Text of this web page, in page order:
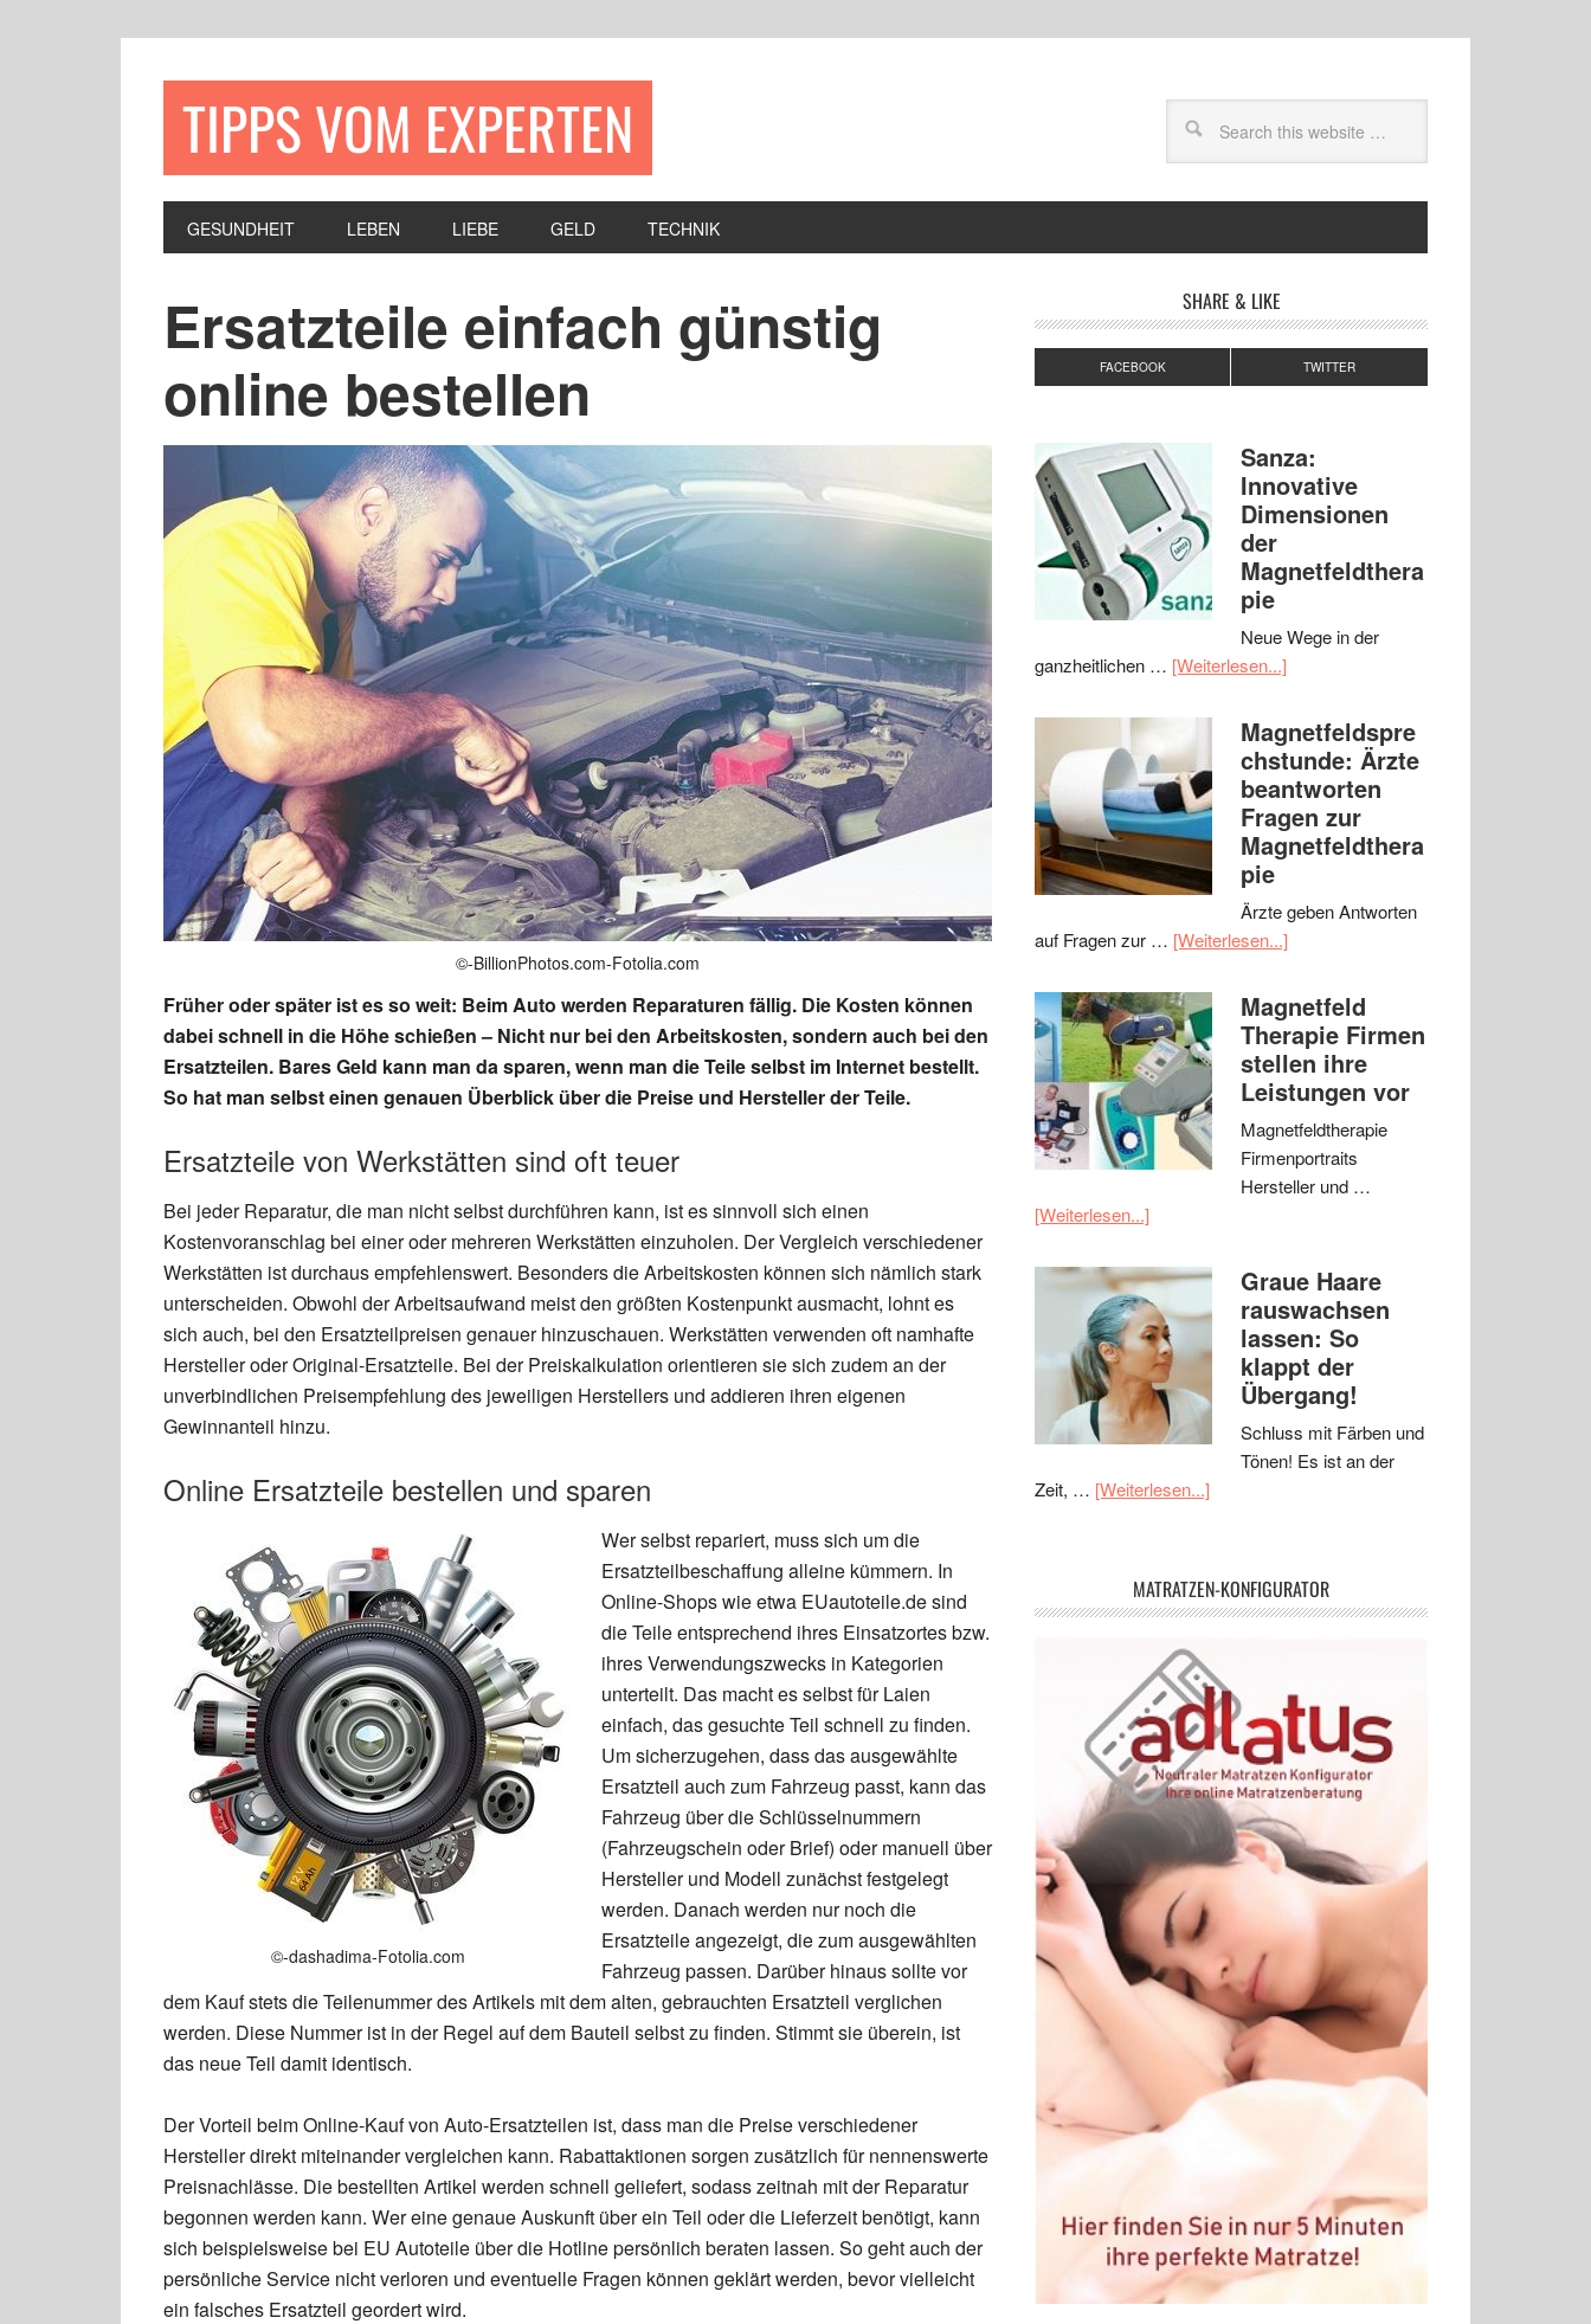
TIPPS VOM EXPERTEN
GESUNDHEIT LEBEN LIEBE GELD TECHNIK
Ersatzteile einfach günstig
online bestellen
©-BillionPhotos.com-Fotolia.com
Früher oder später ist es so weit: Beim Auto werden Reparaturen fällig. Die Kosten können
dabei schnell in die Höhe schießen – Nicht nur bei den Arbeitskosten, sondern auch bei den
Ersatzteilen. Bares Geld kann man da sparen, wenn man die Teile selbst im Internet bestellt.
So hat man selbst einen genauen Überblick über die Preise und Hersteller der Teile.
Ersatzteile von Werkstätten sind oft teuer
Bei jeder Reparatur, die man nicht selbst durchführen kann, ist es sinnvoll sich einen
Kostenvoranschlag bei einer oder mehreren Werkstätten einzuholen. Der Vergleich verschiedener
Werkstätten ist durchaus empfehlenswert. Besonders die Arbeitskosten können sich nämlich stark
unterscheiden. Obwohl der Arbeitsaufwand meist den größten Kostenpunkt ausmacht, lohnt es
sich auch, bei den Ersatzteilpreisen genauer hinzuschauen. Werkstätten verwenden oft namhafte
Hersteller oder Original-Ersatzteile. Bei der Preiskalkulation orientieren sie sich zudem an der
unverbindlichen Preisempfehlung des jeweiligen Herstellers und addieren ihren eigenen
Gewinnanteil hinzu.
Online Ersatzteile bestellen und sparen
©-dashadima-Fotolia.com
Wer selbst repariert, muss sich um die
Ersatzteilbeschaffung alleine kümmern. In
Online-Shops wie etwa EUautoteile.de sind
die Teile entsprechend ihres Einsatzortes bzw.
ihres Verwendungszwecks in Kategorien
unterteilt. Das macht es selbst für Laien
einfach, das gesuchte Teil schnell zu finden.
Um sicherzugehen, dass das ausgewählte
Ersatzteil auch zum Fahrzeug passt, kann das
Fahrzeug über die Schlüsselnummern
(Fahrzeugschein oder Brief) oder manuell über
Hersteller und Modell zunächst festgelegt
werden. Danach werden nur noch die
Ersatzteile angezeigt, die zum ausgewählten
Fahrzeug passen. Darüber hinaus sollte vor
dem Kauf stets die Teilenummer des Artikels mit dem alten, gebrauchten Ersatzteil verglichen
werden. Diese Nummer ist in der Regel auf dem Bauteil selbst zu finden. Stimmt sie überein, ist
das neue Teil damit identisch.
Der Vorteil beim Online-Kauf von Auto-Ersatzteilen ist, dass man die Preise verschiedener
Hersteller direkt miteinander vergleichen kann. Rabattaktionen sorgen zusätzlich für nennenswerte
Preisnachlässe. Die bestellten Artikel werden schnell geliefert, sodass zeitnah mit der Reparatur
begonnen werden kann. Wer eine genaue Auskunft über ein Teil oder die Lieferzeit benötigt, kann
sich beispielsweise bei EU Autoteile über die Hotline persönlich beraten lassen. So geht auch der
persönliche Service nicht verloren und eventuelle Fragen können geklärt werden, bevor vielleicht
ein falsches Ersatzteil geordert wird.
SHARE & LIKE
FACEBOOK TWITTER
Sanza:
Innovative
Dimensionen
der
Magnetfeldthera
pie
Neue Wege in der
ganzheitlichen … [Weiterlesen...]
Magnetfeldspre
chstunde: Ärzte
beantworten
Fragen zur
Magnetfeldthera
pie
Ärzte geben Antworten
auf Fragen zur … [Weiterlesen...]
Magnetfeld
Therapie Firmen
stellen ihre
Leistungen vor
Magnetfeldtherapie
Firmenportraits
Hersteller und …
[Weiterlesen...]
Graue Haare
rauswachsen
lassen: So
klappt der
Übergang!
Schluss mit Färben und
Tönen! Es ist an der
Zeit, … [Weiterlesen...]
MATRATZEN-KONFIGURATOR